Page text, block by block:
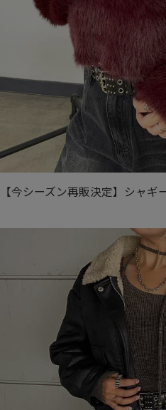
【今シーズン再販決定】シャ